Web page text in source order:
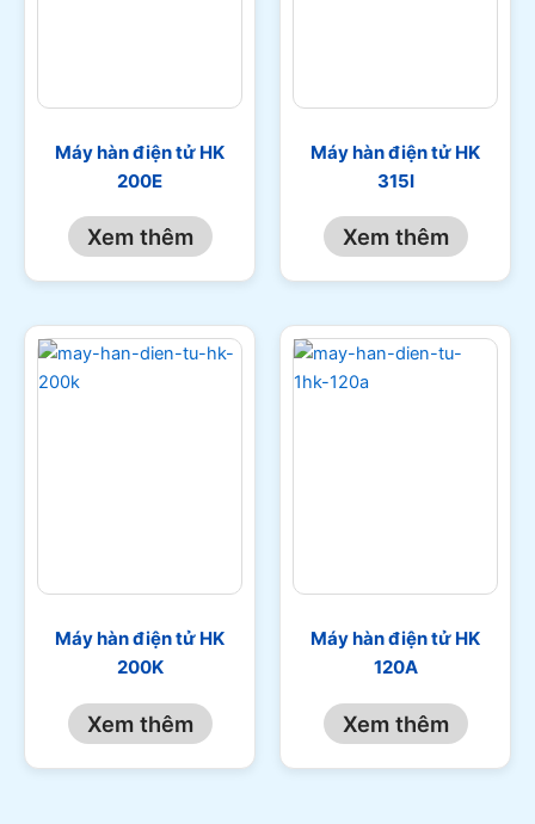
Máy hàn điện tử HK
200E
Xem thêm
Máy hàn điện tử HK
315I
Xem thêm
Máy hàn điện tử HK
200K
Xem thêm
Máy hàn điện tử HK
120A
Xem thêm